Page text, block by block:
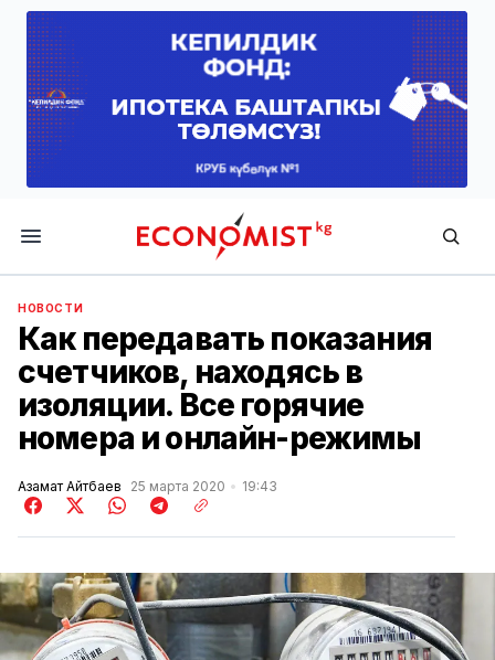
Economist.kg
НОВОСТИ
Как передавать показания
счетчиков, находясь в
изоляции. Все горячие
номера и онлайн-режимы
Азамат Айтбаев 25 марта 2020 19:43